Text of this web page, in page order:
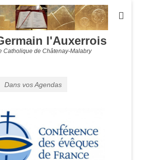
l'Auxerrois
Catholique de Châtenay-Malabry
Dans vos Agendas